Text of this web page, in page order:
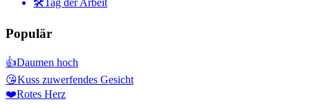
🛠Tag der Arbeit
Populär
👍Daumen hoch
😘Kuss zuwerfendes Gesicht
❤️Rotes Herz